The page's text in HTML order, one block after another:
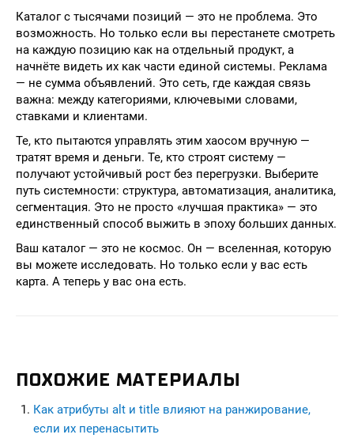
Каталог с тысячами позиций — это не проблема. Это
возможность. Но только если вы перестанете смотреть
на каждую позицию как на отдельный продукт, а
начнёте видеть их как части единой системы. Реклама
— не сумма объявлений. Это сеть, где каждая связь
важна: между категориями, ключевыми словами,
ставками и клиентами.
Те, кто пытаются управлять этим хаосом вручную —
тратят время и деньги. Те, кто строят систему —
получают устойчивый рост без перегрузки. Выберите
путь системности: структура, автоматизация, аналитика,
сегментация. Это не просто «лучшая практика» — это
единственный способ выжить в эпоху больших данных.
Ваш каталог — это не космос. Он — вселенная, которую
вы можете исследовать. Но только если у вас есть
карта. А теперь у вас она есть.
ПОХОЖИЕ МАТЕРИАЛЫ
Как атрибуты alt и title влияют на ранжирование,
если их перенасытить